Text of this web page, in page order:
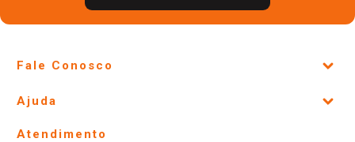
Fale Conosco
Lojas Físicas e Horários
Ofertas
Ajuda
Atendimento